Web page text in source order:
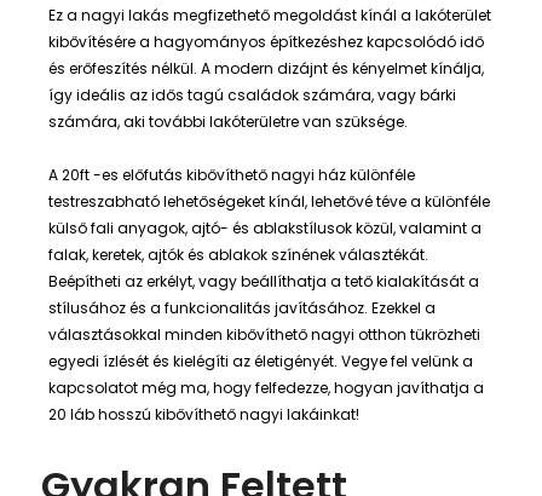
Ez a nagyi lakás megfizethető megoldást kínál a lakóterület
kibővítésére a hagyományos építkezéshez kapcsolódó idő
és erőfeszítés nélkül. A modern dizájnt és kényelmet kínálja,
így ideális az idős tagú családok számára, vagy bárki
számára, aki további lakóterületre van szüksége.
A 20ft -es előfutás kibővíthető nagyi ház különféle
testreszabható lehetőségeket kínál, lehetővé téve a különféle
külső fali anyagok, ajtó- és ablakstílusok közül, valamint a
falak, keretek, ajtók és ablakok színének választékát.
Beépítheti az erkélyt, vagy beállíthatja a tető kialakítását a
stílusához és a funkcionalitás javításához. Ezekkel a
választásokkal minden kibővíthető nagyi otthon tükrözheti
egyedi ízlését és kielégíti az életigényét. Vegye fel velünk a
kapcsolatot még ma, hogy felfedezze, hogyan javíthatja a
20 láb hosszú kibővíthető nagyi lakáinkat!